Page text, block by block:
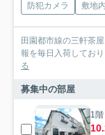
防犯カメラ
敷地
田園都市線の三軒茶
報を毎日入荷してお
る
募集中の部屋
1階